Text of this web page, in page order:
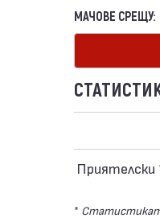
МАЧОВЕ СРЕЩУ:
Приятелски
*